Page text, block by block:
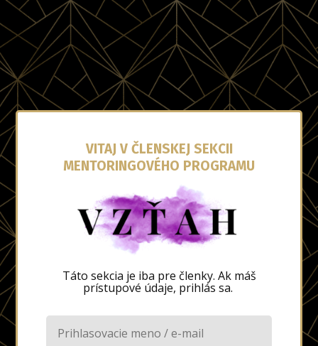
VITAJ V ČLENSKEJ SEKCII
MENTORINGOVÉHO PROGRAMU
Táto sekcia je iba pre členky. Ak máš
prístupové údaje, prihlás sa.